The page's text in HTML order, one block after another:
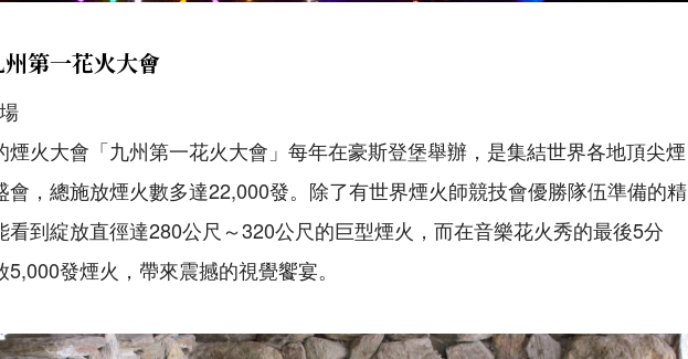
州第一花火大會
煙火大會「九州第一花火大會」每年在豪斯登堡舉辦，是集結世界各地頂尖煙
會，總施放煙火數多達22,000發。除了有世界煙火師競技會優勝隊伍準備的精
看到綻放直徑達280公尺～320公尺的巨型煙火，而在音樂花火秀的最後5分
發煙火，帶來震撼的視覺饗宴。